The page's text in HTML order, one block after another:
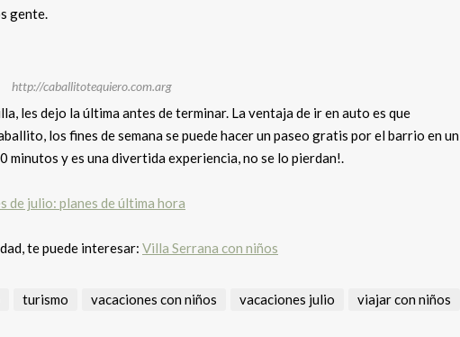
gente.
http://caballitotequiero.com.arg
les dejo la última antes de terminar. La ventaja de ir en auto es que
los fines de semana se puede hacer un paseo gratis por el barrio en un
y es una divertida experiencia, no se lo pierdan!.
de julio: planes de última hora
te puede interesar: Villa Serrana con niños
turismo vacaciones con niños vacaciones julio
viajar con niños